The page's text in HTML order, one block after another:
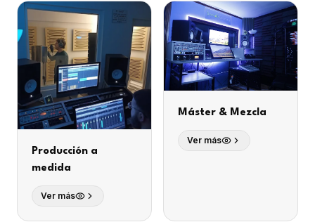
Producción a
medida
Ver más
Máster & Mezcla
Ver más